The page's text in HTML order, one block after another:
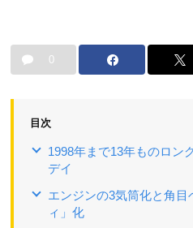
0
目次
1998年まで13年ものロン
デイ
エンジンの3気筒化と角
ィ」化